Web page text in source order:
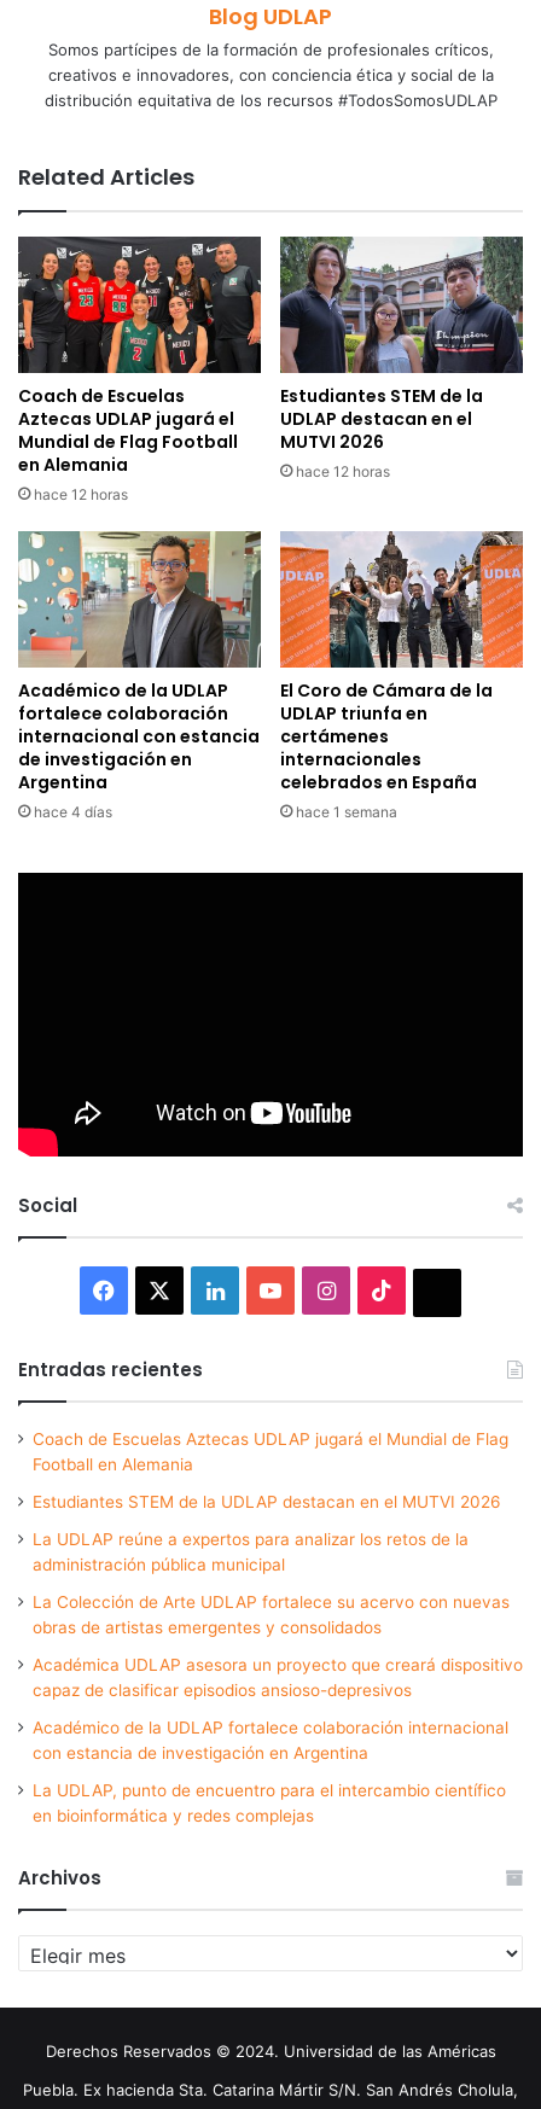
Blog UDLAP
Somos partícipes de la formación de profesionales críticos,
creativos e innovadores, con conciencia ética y social de la
distribución equitativa de los recursos #TodosSomosUDLAP
Related Articles
Coach de Escuelas
Aztecas UDLAP jugará el
Mundial de Flag Football
en Alemania
hace 12 horas
Estudiantes STEM de la
UDLAP destacan en el
MUTVI 2026
hace 12 horas
Académico de la UDLAP
fortalece colaboración
internacional con estancia
de investigación en
Argentina
hace 4 días
El Coro de Cámara de la
UDLAP triunfa en
certámenes
internacionales
celebrados en España
hace 1 semana
Social
Facebook LinkedInYouTubeInstagram
Entradas recientes
Coach de Escuelas Aztecas UDLAP jugará el Mundial de Flag
Football en Alemania
Estudiantes STEM de la UDLAP destacan en el MUTVI 2026
La UDLAP reúne a expertos para analizar los retos de la
administración pública municipal
La Colección de Arte UDLAP fortalece su acervo con nuevas
obras de artistas emergentes y consolidados
Académica UDLAP asesora un proyecto que creará dispositivo
capaz de clasificar episodios ansioso-depresivos
Académico de la UDLAP fortalece colaboración internacional
con estancia de investigación en Argentina
La UDLAP, punto de encuentro para el intercambio científico
en bioinformática y redes complejas
Archivos
Archivos
Derechos Reservados © 2024. Universidad de las Américas
Puebla. Ex hacienda Sta. Catarina Mártir S/N. San Andrés Cholula,